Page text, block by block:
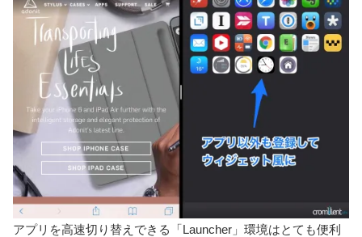
アプリを高速切り替えできる「Launcher」環境はとても便利